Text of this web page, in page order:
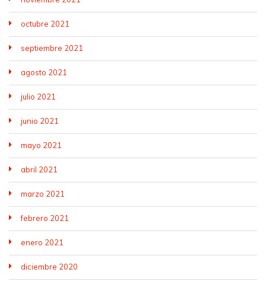
octubre 2021
septiembre 2021
agosto 2021
julio 2021
junio 2021
mayo 2021
abril 2021
marzo 2021
febrero 2021
enero 2021
diciembre 2020